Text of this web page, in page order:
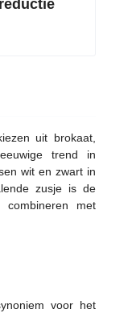
uit brokaat,
trend in
wit en zwart in
zusje is de
met
voor het